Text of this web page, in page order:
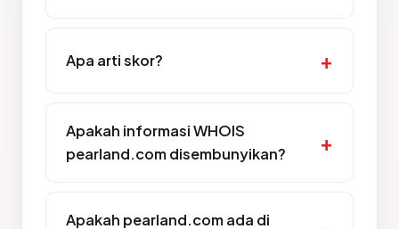
Apa arti skor?
Apakah informasi WHOIS
pearland.com disembunyikan?
Apakah pearland.com ada di